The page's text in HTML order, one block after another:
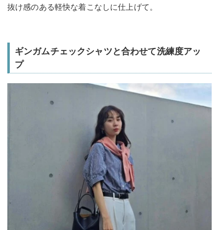
抜け感のある軽快な着こなしに仕上げて。
ギンガムチェックシャツと合わせて洗練度アッ
プ